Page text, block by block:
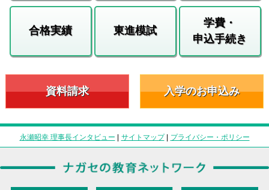
合格実績 東進模試
学費・
申込手続き
資料請求 入学のお申込み
永瀬昭幸 理事長インタビュー | サイトマップ| プライバシー・ポリシー